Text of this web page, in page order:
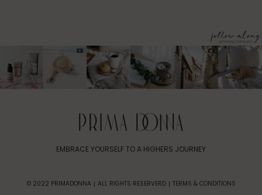
EMBRACE YOURSELF TO A HIGHERS JOURNEY
© 2022 PRIMADONNA ALL RIGHTS RESERVERD TERMS & CONDITIONS